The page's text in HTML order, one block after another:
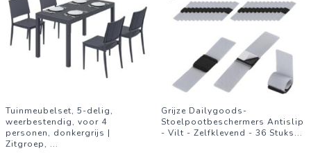
Tuinmeubelset, 5-delig,
weerbestendig, voor 4
personen, donkergrijs |
Zitgroep, ...
Grijze Dailygoods-
Stoelpootbeschermers Antislip
- Vilt - Zelfklevend - 36 Stuks...